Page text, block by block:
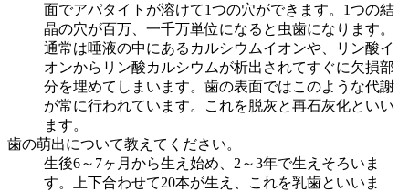
面でアパタイトが溶けて1つの穴ができます。1つの結
晶の穴が百万、一千万単位になると虫歯になります。
通常は唾液の中にあるカルシウムイオンや、リン酸イ
オンからリン酸カルシウムが析出されてすぐに欠損部
分を埋めてしまいます。歯の表面ではこのような代謝
が常に行われています。これを脱灰と再石灰化といい
ます。
歯の萌出について教えてください。
生後6～7ヶ月から生え始め、2～3年で生えそろいま
す。上下合わせて20本が生え、これを乳歯といいま